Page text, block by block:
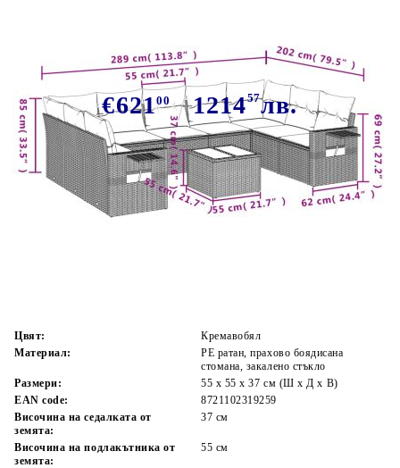
полиратан
€62100 121457лв.
В наличност: 64 бр.
Време за доставка: 5 до 9 дни
Цвят:
Кремавобял
Материал:
PE ратан, прахово боядисана
стомана, закалено стъкло
Размери:
55 x 55 x 37 см (Ш x Д x В)
EAN code:
8721102319259
Височина на седалката от
земята:
37 см
Височина на подлакътника от
земята:
55 см